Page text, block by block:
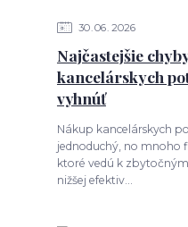
30 06 2026
Najčastejšie
kancelárskych
vyhnúť
Nákup kancelárskych
jednoduchý, no mnoho
ktoré vedú k
nižšej efektiv...